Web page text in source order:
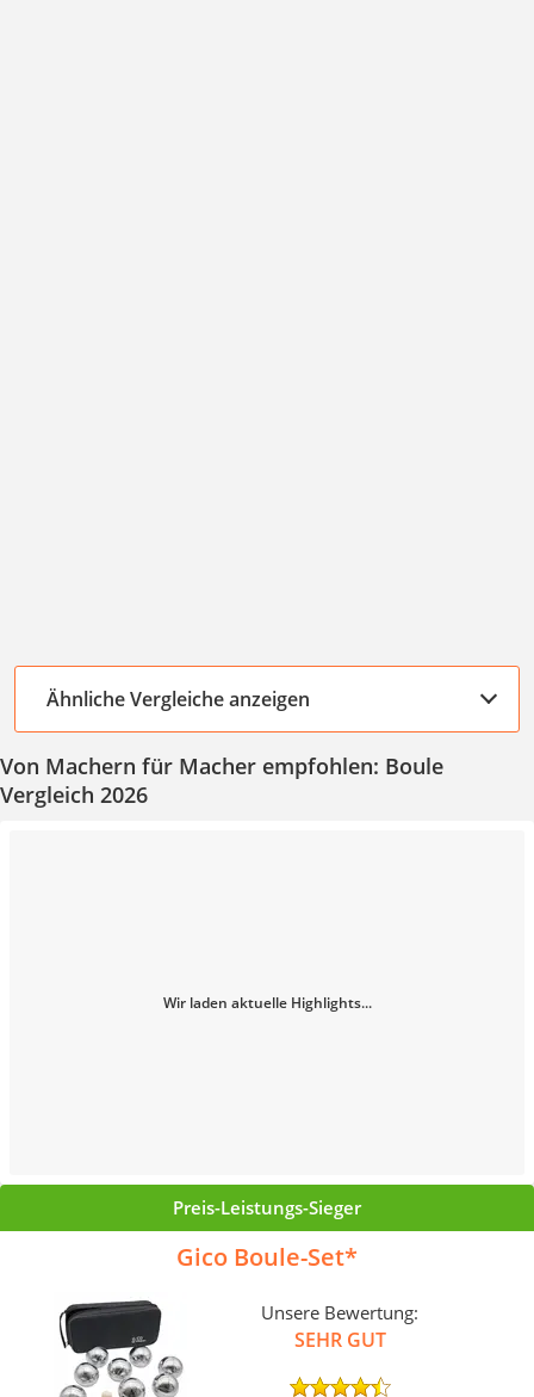
Ähnliche Vergleiche anzeigen
Von Machern für Macher empfohlen: Boule
Vergleich 2026
Wir laden aktuelle Highlights...
Preis-Leistungs-Sieger
Gico Boule-Set
Unsere Bewertung:
SEHR GUT